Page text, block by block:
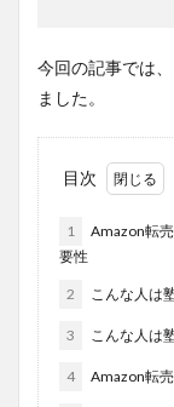
今回の記事では
ました。
目次
1
Amazon転
要性
2 こんな人は
3 こんな人は
4 Amazon転